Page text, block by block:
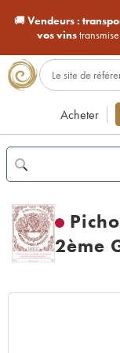
🚚Vendeurs :
vos vins
Acheter
2ème